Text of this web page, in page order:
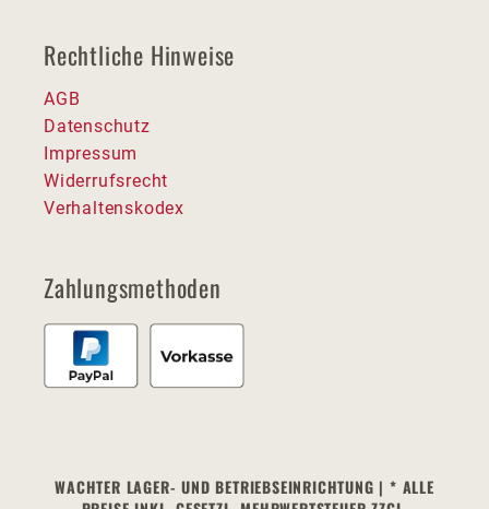
Rechtliche Hinweise
AGB
Datenschutz
Impressum
Widerrufsrecht
Verhaltenskodex
Zahlungsmethoden
WACHTER LAGER- UND BETRIEBSEINRICHTUNG | * ALLE